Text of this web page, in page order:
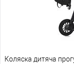
Коляска дитяча